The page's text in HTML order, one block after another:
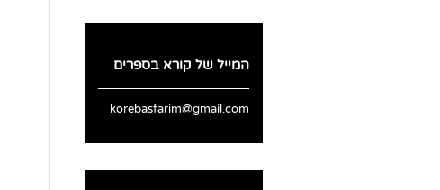
המייל של קורא בספרים
korebasfarim@gmail.com